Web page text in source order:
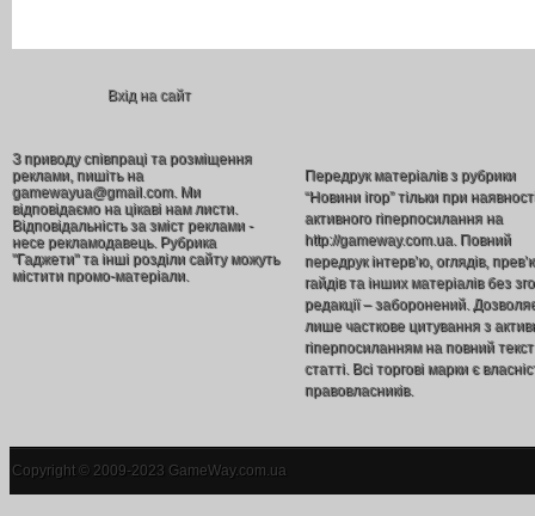
Вхід на сайт
З приводу співпраці та розміщення
реклами, пишіть на
gamewayua@gmail.com. Ми
відповідаємо на цікаві нам листи.
Відповідальність за зміст реклами -
несе рекламодавець. Рубрика
"Гаджети" та інші розділи сайту можуть
містити промо-матеріали.
Передрук матеріалів з рубрики
“Новини ігор” тільки при
активного гіперпосилання на
http://gameway.com.ua. Повний
передрук інтерв’ю, оглядів,
гайдів та інших матеріалів без
редакції – заборонений.
лише часткове цитування з
гіперпосиланням на повний текст
статті. Всі торгові марки є
правовласників.
Copyright © 2009-2023 GameWay.com.ua